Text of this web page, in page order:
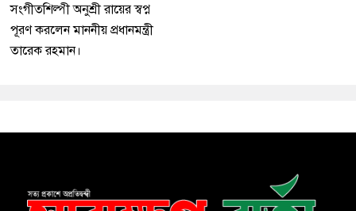
সংগীতশিল্পী অনুশ্রী রায়ের স্বপ্ন
পূরণ করলেন মাননীয় প্রধানমন্ত্রী
তারেক রহমান।